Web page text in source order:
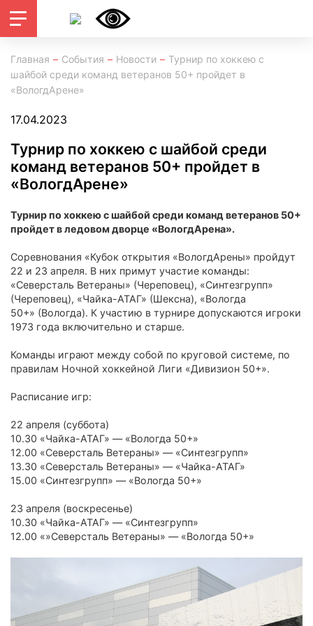
Главная События Новости
Турнир по хоккею с
шайбой среди команд ветеранов 50+ пройдет в
«ВологдАрене»
17.04.2023
Турнир по хоккею с шайбой среди
команд ветеранов 50+ пройдет в
«ВологдАрене»
Турнир по хоккею с шайбой среди команд ветеранов 50+
пройдет в ледовом дворце «ВологдАрена».
Соревнования «Кубок открытия «ВологдАрены» пройдут
22 и 23 апреля. В них примут участие команды:
«Северсталь Ветераны» (Череповец), «Синтезгрупп»
(Череповец), «Чайка-АТАГ» (Шексна), «Вологда
50+» (Вологда). К участию в турнире допускаются игроки
1973 года включительно и старше.
Команды играют между собой по круговой системе, по
правилам Ночной хоккейной Лиги «Дивизион 50+».
Расписание игр:
22 апреля (суббота)
10.30 «Чайка-АТАГ» — «Вологда 50+»
12.00 «Северсталь Ветераны» — «Синтезгрупп»
13.30 «Северсталь Ветераны» — «Чайка-АТАГ»
15.00 «Синтезгрупп» — «Вологда 50+»
23 апреля (воскресенье)
10.30 «Чайка-АТАГ» — «Синтезгрупп»
12.00 «»Северсталь Ветераны» — «Вологда 50+»